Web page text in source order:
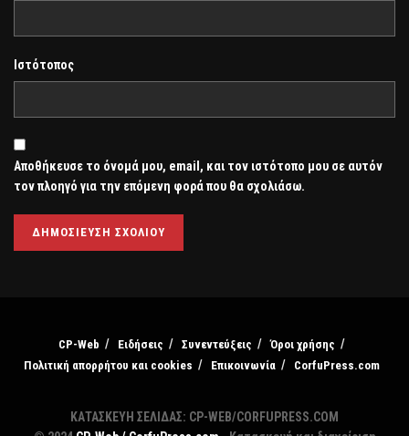
Ιστότοπος
Αποθήκευσε το όνομά μου, email, και τον ιστότοπο μου σε αυτόν
τον πλοηγό για την επόμενη φορά που θα σχολιάσω.
CP-Web Ειδήσεις Συνεντεύξεις
Όροι χρήσης
Πολιτική απορρήτου και cookies
Επικοινωνία CorfuPress.com
ΚΑΤΑΣΚΕΥΗ ΣΕΛΙΔΑΣ: CP-WEB/CORFUPRESS.COM